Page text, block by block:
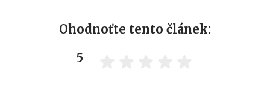
Ohodnoťte tento článek:
5